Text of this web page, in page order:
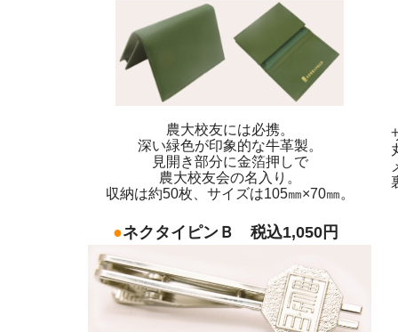
農大校友には必携。
深い緑色が印象的な牛革製。
見開き部分に金箔押しで
農大校友会の名入り。
収納は約50枚、サイズは105㎜×70㎜。
●ネクタイピンＢ 税込1,050円